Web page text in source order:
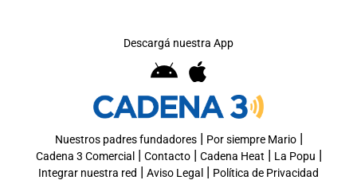
Descargá nuestra App
Nuestros padres fundadores| Por siempre Mario|
Cadena 3 Comercial | Contacto| Cadena Heat | La Popu |
Integrar nuestra red | Aviso Legal | Política de Privacidad